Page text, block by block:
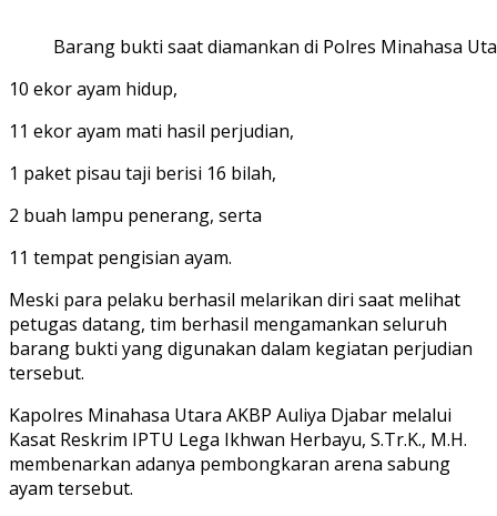
Barang bukti saat diamankan di Polres Minahasa
10 ekor ayam hidup,
11 ekor ayam mati hasil perjudian,
1 paket pisau taji berisi 16 bilah,
2 buah lampu penerang, serta
11 tempat pengisian ayam.
Meski para pelaku berhasil melarikan diri saat melihat
petugas datang, tim berhasil mengamankan seluruh
barang bukti yang digunakan dalam kegiatan perjudian
tersebut.
Kapolres Minahasa Utara AKBP Auliya Djabar melalui
Kasat Reskrim IPTU Lega Ikhwan Herbayu, S.Tr.K., M.H.
membenarkan adanya pembongkaran arena sabung
ayam tersebut.